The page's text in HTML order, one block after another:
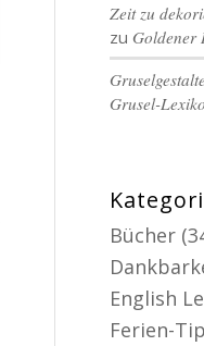
Zeit zu
zuGoldener
Grusel-
Bücher
English
Ferien-